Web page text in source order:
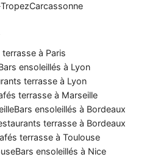
Carcassonne
terrasse à Paris
ensoleillés à Lyon
terrasse à Lyon
terrasse à Marseille
Bars ensoleillés à Bordeaux
terrasse à Bordeaux
terrasse à Toulouse
Bars ensoleillés à Nice